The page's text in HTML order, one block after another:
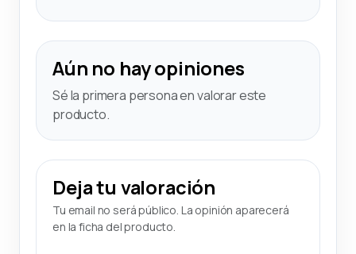
Aún no hay opiniones
Sé la primera persona en valorar este
producto.
Deja tu valoración
Tu email no será público. La opinión aparecerá
en la ficha del producto.